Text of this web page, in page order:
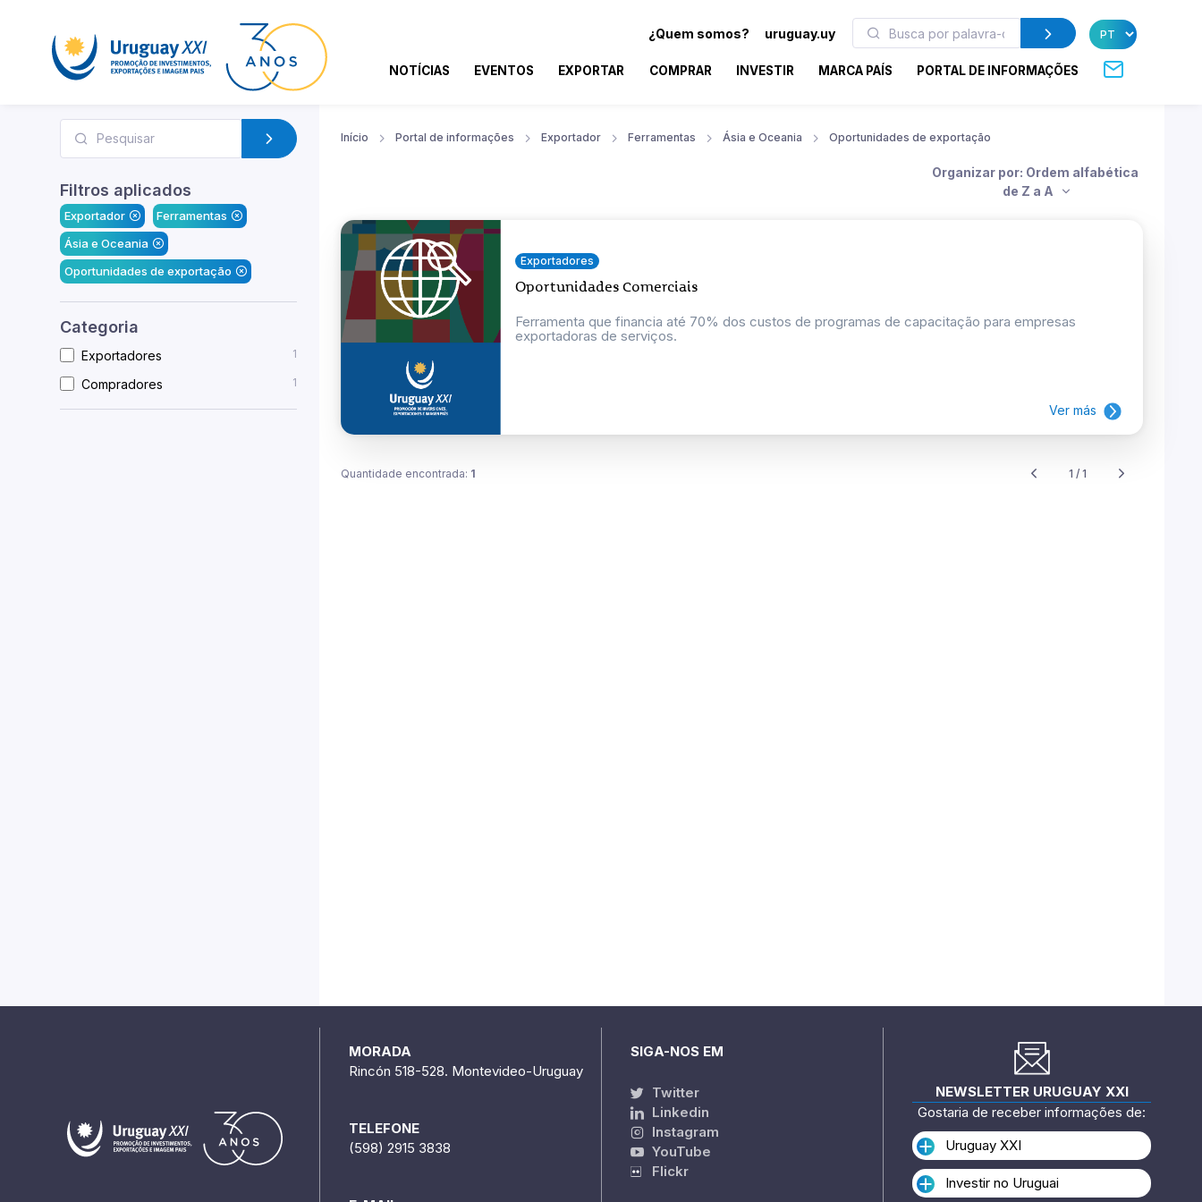
¿Quem somos? uruguay.uy
NOTÍCIAS EVENTOS EXPORTAR COMPRAR INVESTIR MARCA PAÍS PORTAL DE INFORMAÇÕES
Filtros aplicados
Exportador
Ferramentas
Ásia e Oceania
Oportunidades de exportação
Categoria
Exportadores 1
Compradores 1
Início Portal de informações Exportador Ferramentas Ásia e Oceania Oportunidades de exportação
Organizar por: Ordem alfabética
de Z a A
Exportadores
Oportunidades Comerciais
Ferramenta que financia até 70% dos custos de programas de capacitação para empresas
exportadoras de serviços.
Ver más
Quantidade encontrada: 1 1 / 1
MORADA
Rincón 518-528. Montevideo-Uruguay
TELEFONE
(598) 2915 3838
SIGA-NOS EM
Twitter
Linkedin
Instagram
YouTube
Flickr
NEWSLETTER URUGUAY XXI
Gostaria de receber informações de:
Uruguay XXI
Investir no Uruguai